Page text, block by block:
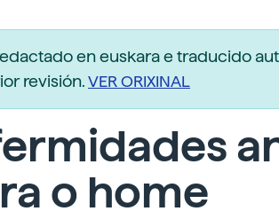
en euskara e traducido
revisión.VER ORIXINAL
o home